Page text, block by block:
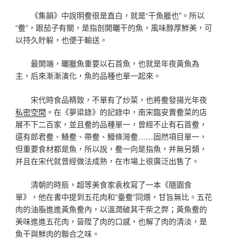
《集韻》中說明鲞很是直白，就是“干魚臘也”。所以
“鲞”，跟茄子有關，是指剖開曬干的魚，風味醇厚鮮美，可
以持久貯躲，也便于輸送。
最開端，曬臘魚重要以石首魚，也就是年夜黃魚為
主，后來漸漸演化，魚的品種也單一起來。
宋代時食品精致，不單有了炒菜，也將鲞發揚光年夜
私密空間 。在《夢粱錄》的記錄中，南宋臨安賣鲞菜的店
展不下二百家，並且鲞的品種單一，曾經不止有石首鲞，
還有郎君鲞、鱔鲞、帶鲞、鰻條灣鲞……固然項目單一，
但重要食材都是魚，所以說，鲞一向是指魚，并無另類，
并且在宋代就曾經做法成熟，在市場上很廣泛出售了。
清朝的時辰，超等美食家袁枚寫了一本《隨園食
單》，他在書中提到五花肉和“臺鲞”同煨，甘旨無比。五花
肉的油脂進進黃魚鲞內，以溫潤破其干柴之弊；黃魚鲞的
美味進進五花肉，晉陞了肉的口感，也解了肉的清淡，是
魚干與鮮肉的聯合之味。